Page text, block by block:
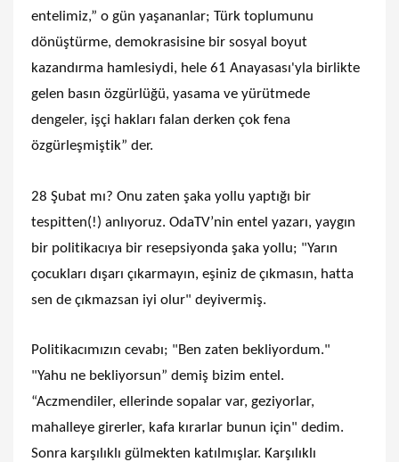
entelimiz,” o gün yaşananlar; Türk toplumunu
dönüştürme, demokrasisine bir sosyal boyut
kazandırma hamlesiydi, hele 61 Anayasası'yla birlikte
gelen basın özgürlüğü, yasama ve yürütmede
dengeler, işçi hakları falan derken çok fena
özgürleşmiştik” der.
28 Şubat mı? Onu zaten şaka yollu yaptığı bir
tespitten(!) anlıyoruz. OdaTV’nin entel yazarı, yaygın
bir politikacıya bir resepsiyonda şaka yollu; "Yarın
çocukları dışarı çıkarmayın, eşiniz de çıkmasın, hatta
sen de çıkmazsan iyi olur" deyivermiş.
Politikacımızın cevabı; "Ben zaten bekliyordum."
"Yahu ne bekliyorsun” demiş bizim entel.
“Aczmendiler, ellerinde sopalar var, geziyorlar,
mahalleye girerler, kafa kırarlar bunun için" dedim.
Sonra karşılıklı gülmekten katılmışlar. Karşılıklı